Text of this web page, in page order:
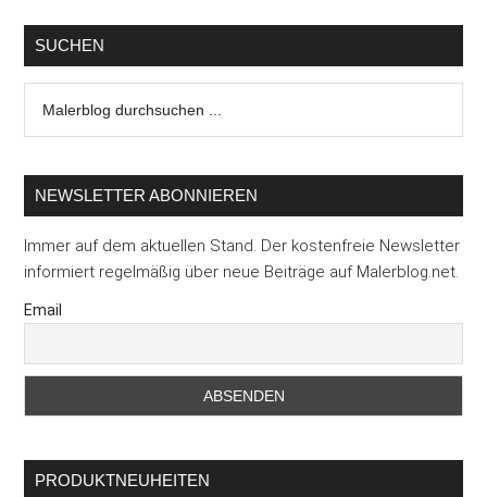
SUCHEN
durchsuchen
NEWSLETTER ABONNIEREN
Immer auf dem aktuellen Stand. Der kostenfreie Newsletter
informiert regelmäßig über neue Beiträge auf Malerblog.net.
Email
PRODUKTNEUHEITEN